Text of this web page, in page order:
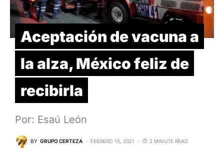
Aceptación de vacuna a
la alza, México feliz de
recibirla
Por: Esaú León
BY GRUPO CERTEZA FEBRERO 15, 2021 2 MINUTE READ